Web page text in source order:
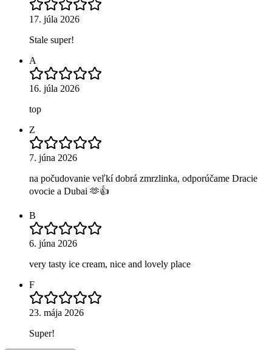
17. júla 2026
Stale super!
A
16. júla 2026
top
Z
7. júna 2026
na počudovanie veľkí dobrá zmrzlinka, odporúčame Dracie
ovocie a Dubai 🫶👍
B
6. júna 2026
very tasty ice cream, nice and lovely place
F
23. mája 2026
Super!